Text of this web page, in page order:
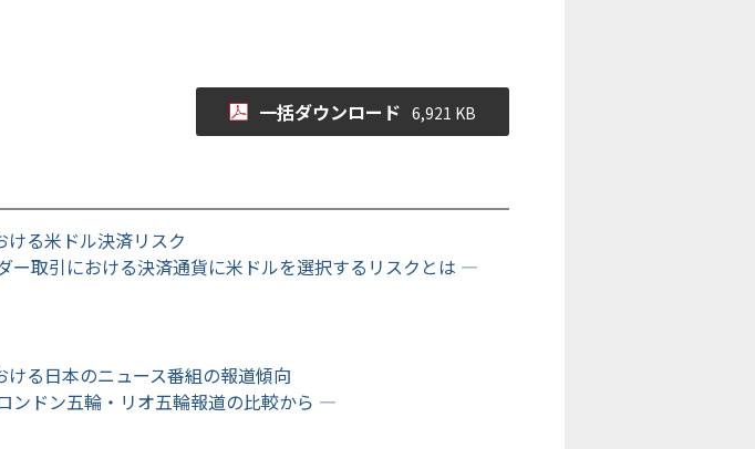
一括ダウンロード 6,921 KB
ける米ドル決済リスク
取引における決済通貨に米ドルを選択するリスクとは ―
ける日本のニュース番組の報道傾向
ドン五輪・リオ五輪報道の比較から ―